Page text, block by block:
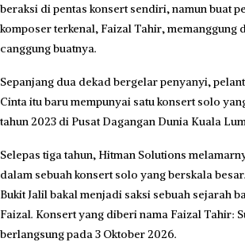
beraksi di pentas konsert sendiri, namun buat
komposer terkenal, Faizal Tahir, memanggung
canggung buatnya.
Sepanjang dua dekad bergelar penyanyi,
Cinta itu baru mempunyai satu konsert solo
tahun 2023 di Pusat Dagangan Dunia Kuala
Selepas tiga tahun, Hitman Solutions
dalam sebuah konsert solo yang berskala
Bukit Jalil bakal menjadi saksi sebuah sejarah
Faizal. Konsert yang diberi nama Faizal Tahir:
berlangsung pada 3 Oktober 2026.